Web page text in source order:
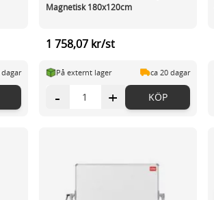
Magnetisk 180x120cm
1 758,07 kr/st
På externt lager ca 20 dagar
- + KÖP